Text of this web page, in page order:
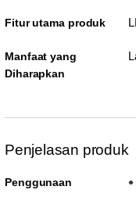
Fitur utama produk
Manfaat yang
Diharapkan
Penjelasan produk
Penggunaan